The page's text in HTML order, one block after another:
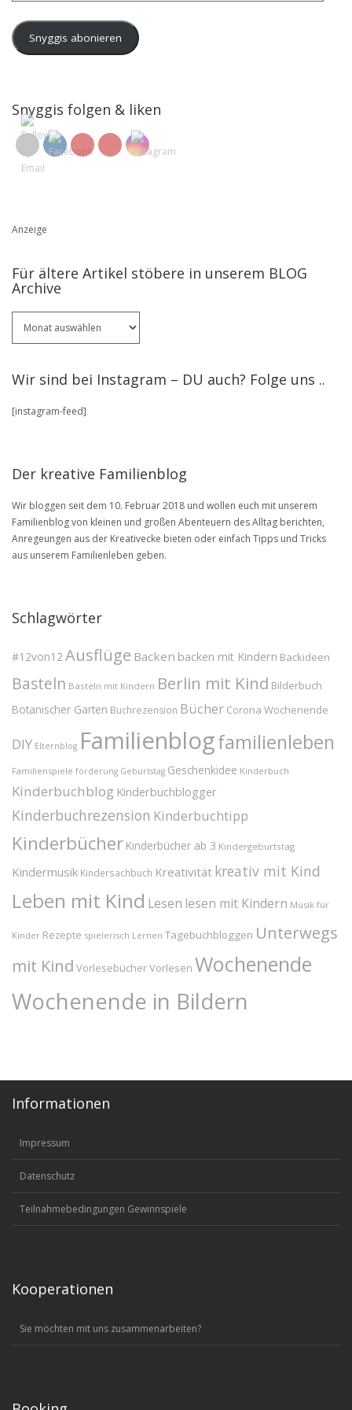
Snyggis abonieren
Snyggis folgen & liken
Anzeige
Für ältere Artikel stöbere in unserem BLOG
Archive
ältere
in
BLOG
Wir sind bei Instagram – DU auch? Folge uns ..
[instagram-feed]
Der kreative Familienblog
Wir bloggen seit dem 10. Februar 2018 und wollen euch mit unserem
Familienblog von kleinen und großen Abenteuern des Alltag berichten,
Anregeungen aus der Kreativecke bieten oder einfach Tipps und Tricks
aus unserem Familienleben geben.
Schlagwörter
#12von12 Ausflüge Backen backen mit Kindern Backideen
Basteln Basteln mit Kindern Berlin mit Kind Bilderbuch
Botanischer Garten Buchrezension Bücher Corona Wochenende
DIY Elternblog Familienblogfamilienleben
Familienspiele förderung Geburtstag Geschenkidee Kinderbuch
Kinderbuchblog Kinderbuchblogger
Kinderbuchrezension Kinderbuchtipp
Kinderbücher Kinderbücher ab 3 Kindergeburtstag
Kindermusik Kindersachbuch Kreativität kreativ mit Kind
Leben mit Kind Lesen lesen mit Kindern Musik für
Kinder Rezepte spielerisch Lernen Tagebuchbloggen Unterwegs
mit Kind VorlesebücherVorlesen Wochenende
Wochenende in Bildern
Informationen
Impressum
Datenschutz
Teilnahmebedingungen Gewinnspiele
Kooperationen
Sie möchten mit uns zusammenarbeiten?